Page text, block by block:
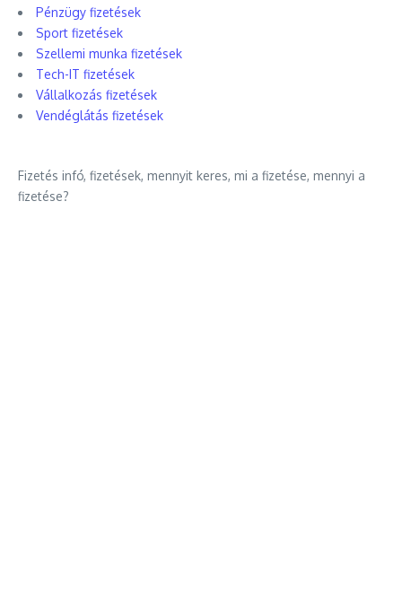
Pénzügy fizetések
Sport fizetések
Szellemi munka fizetések
Tech-IT fizetések
Vállalkozás fizetések
Vendéglátás fizetések
Fizetés infó, fizetések, mennyit keres, mi a fizetése, mennyi a
fizetése?